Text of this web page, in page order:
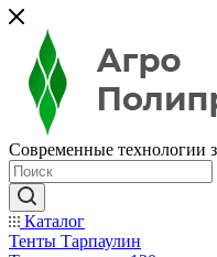
Современные технологии
Каталог
Тенты Тарпаулин